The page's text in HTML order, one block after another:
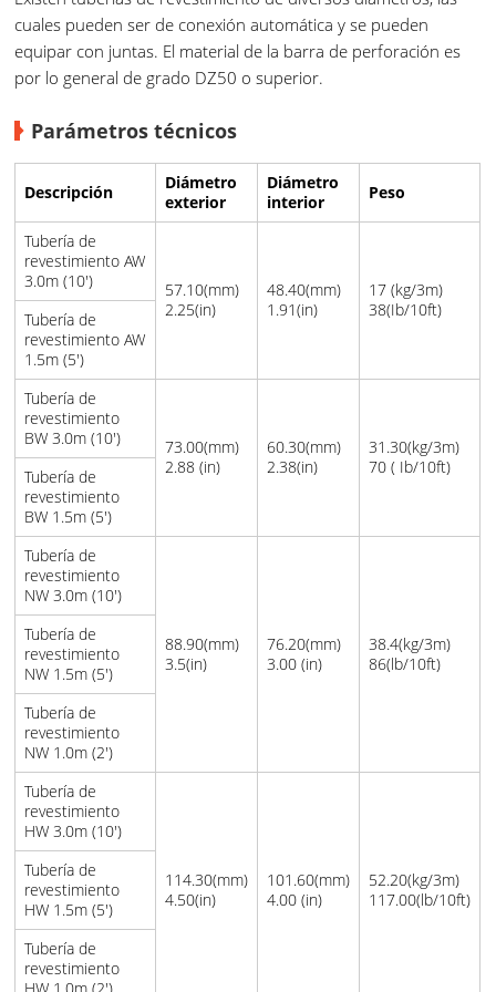
cuales pueden ser de conexión automática y se pueden
equipar con juntas. El material de la barra de perforación es
por lo general de grado DZ50 o superior.
Parámetros técnicos
Descripción
Diámetro
exterior
Diámetro
interior
Peso
Tubería de
revestimiento AW
3.0m (10')
57.10(mm)
2.25(in)
48.40(mm)
1.91(in)
17 (kg/3m)
38(Ib/10ft)
Tubería de
revestimiento AW
1.5m (5')
Tubería de
revestimiento
BW 3.0m (10')
73.00(mm)
2.88 (in)
60.30(mm)
2.38(in)
31.30(kg/3m)
70 ( Ib/10ft)
Tubería de
revestimiento
BW 1.5m (5')
Tubería de
revestimiento
NW 3.0m (10')
88.90(mm)
3.5(in)
76.20(mm)
3.00 (in)
38.4(kg/3m)
86(lb/10ft)
Tubería de
revestimiento
NW 1.5m (5')
Tubería de
revestimiento
NW 1.0m (2')
Tubería de
revestimiento
HW 3.0m (10')
114.30(mm)
4.50(in)
101.60(mm)
4.00 (in)
52.20(kg/3m)
117.00(lb/10ft)
Tubería de
revestimiento
HW 1.5m (5')
Tubería de
revestimiento